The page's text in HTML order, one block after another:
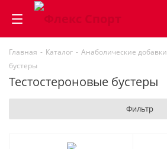
Главная - Каталог - Анаболические добавки
бустеры
Тестостероновые бустеры
Фильтр